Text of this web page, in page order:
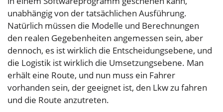
unabhängig von der tatsächlichen Ausführung.
Natürlich müssen die Modelle und Berechnungen
den realen Gegebenheiten angemessen sein, aber
dennoch, es ist wirklich die Entscheidungsebene, und
die Logistik ist wirklich die Umsetzungsebene. Man
erhält eine Route, und nun muss ein Fahrer
vorhanden sein, der geeignet ist, den Lkw zu fahren
und die Route anzutreten.